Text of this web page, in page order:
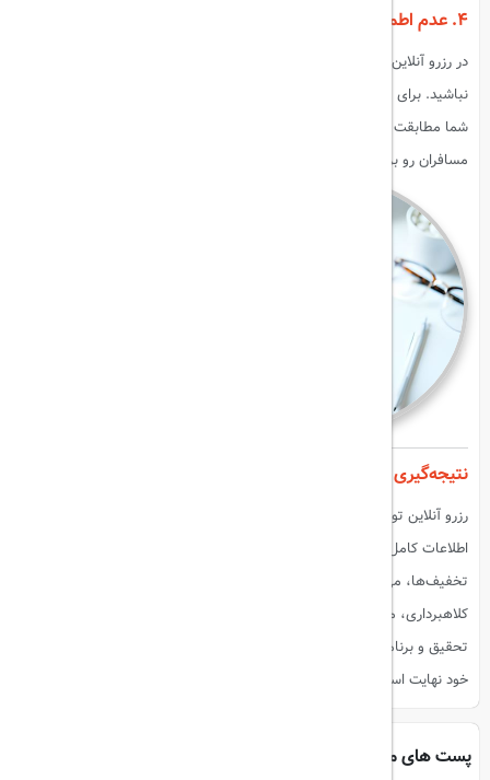
۴. عدم اطمینان از کیفیت خدمات
در رزرو آنلاین تورهای مسافرتی، ممکنه از کیفیت خدمات ارائه شده مطمئن
نباشید. برای مثال، ممکنه هتل یا خدمات حمل و نقل ارائه شده با انتظارات
شما مطابقت نداشته باشن. بنابراین، قبل از رزرو آنلاین، حتماً نظرات دیگر
مسافران رو بررسی کنید و از کیفیت خدمات مطمئن بشید.
نتیجه‌گیری
رزرو آنلاین تورهای مسافرتی مزایا و معایب خودش رو داره. با دسترسی به
اطلاعات کامل، مقایسه آسان تورها، صرفه‌جویی در زمان و استفاده از
تخفیف‌ها، می‌تونید بهترین تور رو انتخاب کنید. اما باید مراقب خطر
کلاهبرداری، محدودیت تغییرات و عدم اطمینان از کیفیت خدمات باشید. با
تحقیق و برنامه‌ریزی، می‌تونید از مزایای رزرو آنلاین بهره‌مند بشید و از سفر
خود نهایت استفاده رو ببرید.
پست های مرتبط